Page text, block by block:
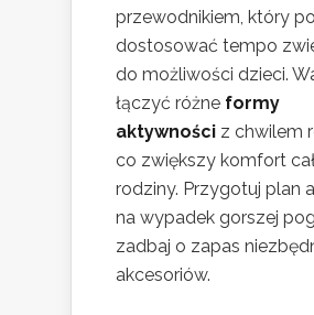
przewodnikiem, który
dostosować tempo
do możliwości dzieci.
łączyć różne formy
aktywności z chwilem
co zwiększy komfort
rodziny. Przygotuj plan
na wypadek gorszej
zadbaj o zapas
akcesoriów.